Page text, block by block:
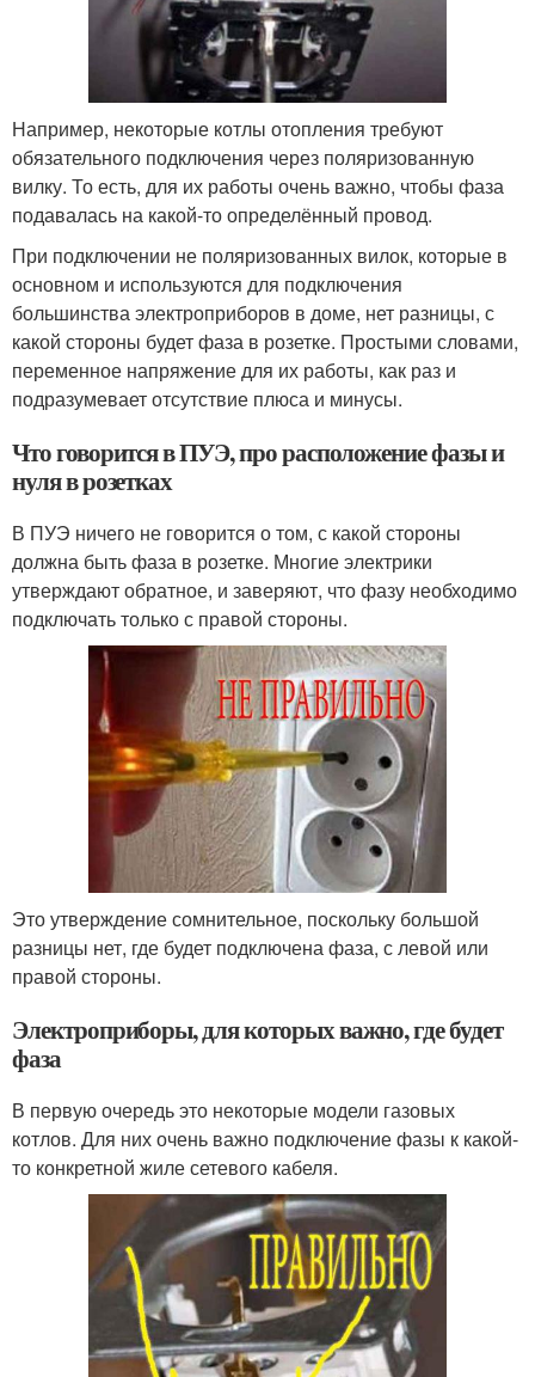
Например, некоторые котлы отопления требуют
обязательного подключения через поляризованную
вилку. То есть, для их работы очень важно, чтобы фаза
подавалась на какой-то определённый провод.
При подключении не поляризованных вилок, которые в
основном и используются для подключения
большинства электроприборов в доме, нет разницы, с
какой стороны будет фаза в розетке. Простыми словами,
переменное напряжение для их работы, как раз и
подразумевает отсутствие плюса и минусы.
Что говорится в ПУЭ, про расположение фазы и
нуля в розетках
В ПУЭ ничего не говорится о том, с какой стороны
должна быть фаза в розетке. Многие электрики
утверждают обратное, и заверяют, что фазу необходимо
подключать только с правой стороны.
Это утверждение сомнительное, поскольку большой
разницы нет, где будет подключена фаза, с левой или
правой стороны.
Электроприборы, для которых важно, где будет
фаза
В первую очередь это некоторые модели газовых
котлов. Для них очень важно подключение фазы к какой-
то конкретной жиле сетевого кабеля.